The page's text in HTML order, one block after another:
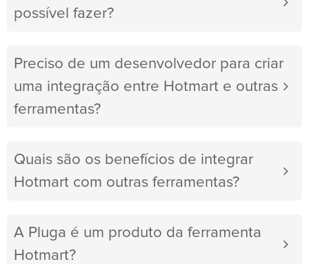
possível fazer?
Preciso de um desenvolvedor para criar
uma integração entre Hotmart e outras
ferramentas?
Quais são os benefícios de integrar
Hotmart com outras ferramentas?
A Pluga é um produto da ferramenta
Hotmart?